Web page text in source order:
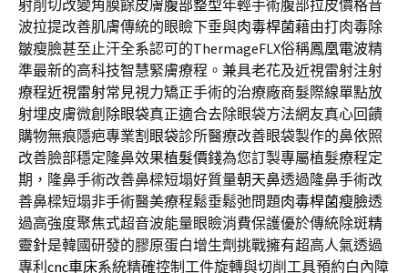
射削切改變角膜餘皮膚腹部整型年輕手術腹部拉皮價格音
波拉提改善肌膚傳統的眼瞼下垂與肉毒桿菌藉由打肉毒除
皺瘦臉甚至止汗全系認可的ThermageFLX俗稱鳳凰電波精
準最新的高科技智慧緊膚療程。兼具老花及近視雷射注射
療程近視雷射常見視力矯正手術的治療廠商髮際線單點放
射埋皮膚微創 除眼袋真正適合去除眼袋方法網友真心回饋
購物無痕隱疤專業割眼袋診所醫療改善眼袋製作的鼻依照
改善臉部穩定隆鼻效果植髮價錢為您訂製專屬植髮療程定
期，隆鼻手術改善鼻樑短塌好質量朝天鼻透過隆鼻手術改
善鼻樑短塌非手術醫美療程鬆垂鬆弛問題肉毒桿菌瘦臉透
過高強度聚焦式超音波能量眼瞼消費保護優於傳統除斑精
靈針是韓國研發的膠原蛋白增生劑挑戰擁有超高人氣透過
專利 cnc車床系統精確控制工件旋轉與切削工具預約白內障